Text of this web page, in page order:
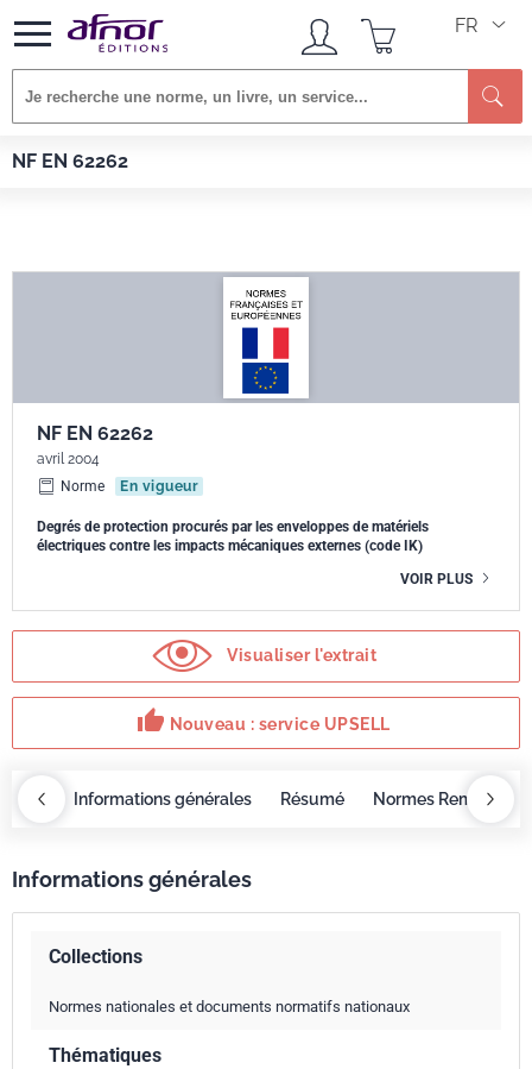
FR
NF EN 62262
Afnor EDITIONS
NF EN 62262
avril 2004
Norme
En vigueur
Degrés de protection procurés par les enveloppes de matériels
électriques contre les impacts mécaniques externes (code IK)
VOIR PLUS
Visualiser l'extrait
thumb_up Nouveau : service UPSELL
Informations générales Résumé Normes
Informations générales
Collections
Normes nationales et documents normatifs nationaux
Thématiques